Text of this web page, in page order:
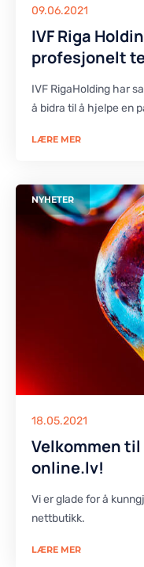
09.06.2021
IVF Riga
profesjonelt
IVF RigaHolding har
å bidra til å hjelpe en
LÆRE MER
NYHETER
18.05.2021
Velkommen
online.lv!
Vi er glade for å
nettbutikk.
LÆRE MER